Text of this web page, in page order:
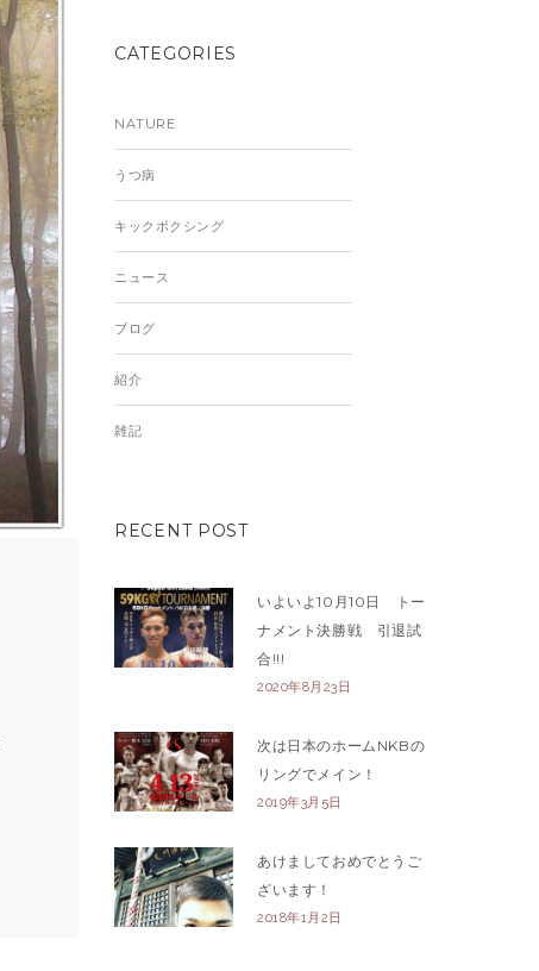
CATEGORIES
NATURE
うつ病
キックボクシング
ニュース
ブログ
紹介
雑記
RECENT POST
いよいよ10月10日 トー
ナメント決勝戦 引退試
合!!!
2020年8月23日
次は日本のホームNKBの
リングでメイン！
2019年3月5日
あけましておめでとうご
ざいます！
2018年1月2日